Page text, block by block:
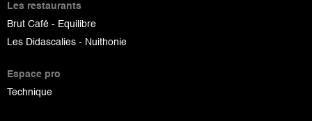
Les restaurants
Brut Café - Equilibre
Les Didascalies - Nuithonie
Espace pro
Technique